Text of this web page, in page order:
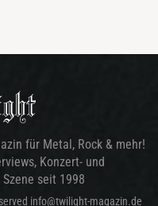
für Metal, Rock & mehr!
Konzert- und
seit 1998
info@twilight-magazin.de